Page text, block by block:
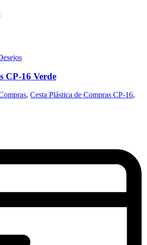
CP-16 Verde
, Cesta Plástica de Compras CP-16,